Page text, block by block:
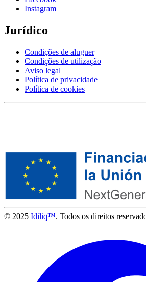
Instagram
Jurídico
Condições de aluguer
Condições de utilização
Aviso legal
Política de privacidade
Política de cookies
© 2025 Idiliq™. Todos os direitos